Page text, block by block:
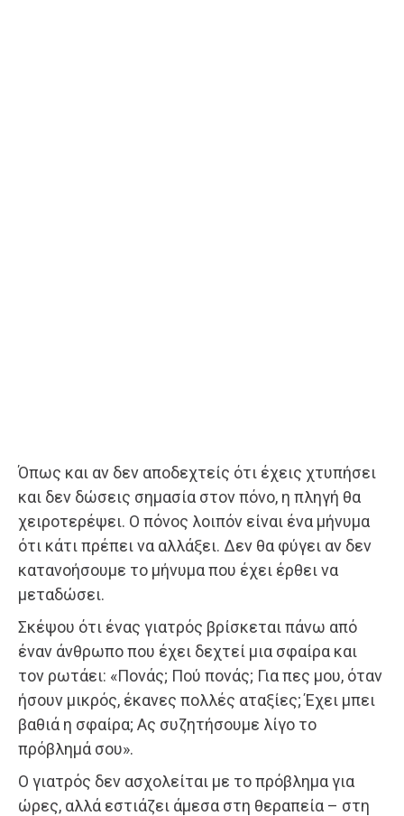
Όπως και αν δεν αποδεχτείς ότι έχεις χτυπήσει
και δεν δώσεις σημασία στον πόνο, η πληγή θα
χειροτερέψει. Ο πόνος λοιπόν είναι ένα μήνυμα
ότι κάτι πρέπει να αλλάξει. Δεν θα φύγει αν δεν
κατανοήσουμε το μήνυμα που έχει έρθει να
μεταδώσει.
Σκέψου ότι ένας γιατρός βρίσκεται πάνω από
έναν άνθρωπο που έχει δεχτεί μια σφαίρα και
τον ρωτάει: «Πονάς; Πού πονάς; Για πες μου, όταν
ήσουν μικρός, έκανες πολλές αταξίες; Έχει μπει
βαθιά η σφαίρα; Ας συζητήσουμε λίγο το
πρόβλημά σου».
Ο γιατρός δεν ασχολείται με το πρόβλημα για
ώρες, αλλά εστιάζει άμεσα στη θεραπεία – στη